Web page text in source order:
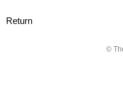
Return
©